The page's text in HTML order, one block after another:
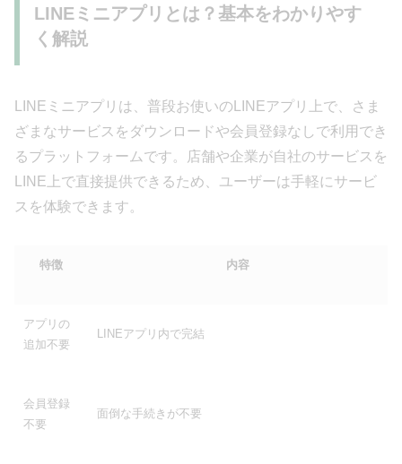
LINEミニアプリとは？基本をわかりやす
く解説
LINEミニアプリは、普段お使いのLINEアプリ上で、さま
ざまなサービスをダウンロードや会員登録なしで利用でき
るプラットフォームです。店舗や企業が自社のサービスを
LINE上で直接提供できるため、ユーザーは手軽にサービ
スを体験できます。
特徴 内容
アプリの
追加不要
LINEアプリ内で完結
会員登録
不要
面倒な手続きが不要